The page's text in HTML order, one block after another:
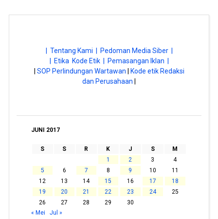
| Tentang Kami |
Pedoman Media Siber |
| Etika Kode Etik |
Pemasangan Iklan |
SOP Perlindungan Wartawan
Kode etik Redaksi
dan Perusahaan
JUNI 2017
S S R K J S
M
1
2 3
4
5
6 7 8 9 10
11
12
13 14 15 16 17
18
19
20 21 22 23 24
25
26
27 28 29
30
« Mei
Jul »